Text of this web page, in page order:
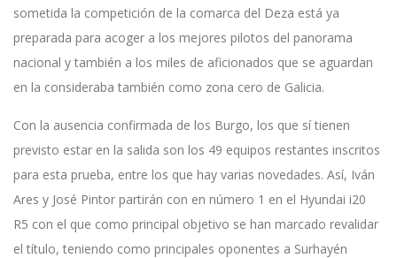
sometida la competición de la comarca del Deza está ya
preparada para acoger a los mejores pilotos del panorama
nacional y también a los miles de aficionados que se aguardan
en la consideraba también como zona cero de Galicia.
Con la ausencia confirmada de los Burgo, los que sí tienen
previsto estar en la salida son los 49 equipos restantes inscritos
para esta prueba, entre los que hay varias novedades. Así, Iván
Ares y José Pintor partirán con en número 1 en el Hyundai i20
R5 con el que como principal objetivo se han marcado revalidar
el título, teniendo como principales oponentes a Surhayén